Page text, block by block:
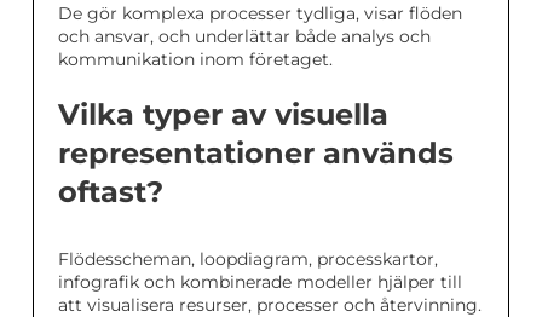
De gör komplexa processer tydliga, visar flöden
och ansvar, och underlättar både analys och
kommunikation inom företaget.
Vilka typer av visuella
representationer används
oftast?
Flödesscheman, loopdiagram, processkartor,
infografik och kombinerade modeller hjälper till
att visualisera resurser, processer och återvinning.